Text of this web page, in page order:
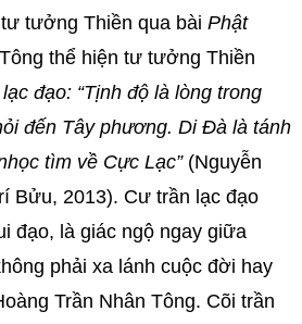
tưởng Thiền qua bài Phật
thể hiện tư tưởng Thiền
đạo: “Tịnh độ là lòng trong
đến Tây phương. Di Đà là tánh
tìm về Cực Lạc”(Nguyễn
Bửu, 2013). Cư trần lạc đạo
đạo, là giác ngộ ngay giữa
phải xa lánh cuộc đời hay
Trần Nhân Tông. Cõi trần